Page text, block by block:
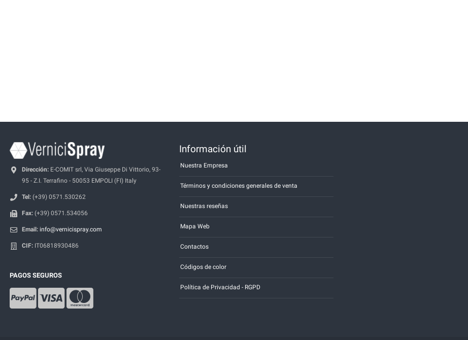
Dirección: E-COMIT srl, Via Giuseppe Di Vittorio, 93-
95 - Z.I. Terrafino - 50053 EMPOLI (FI) Italy
Tel: (+39) 0571.530262
Fax: (+39) 0571.534056
Email: info@vernicispray.com
CIF: IT06818930486
PAGOS SEGUROS
Información útil
Nuestra Empresa
Términos y condiciones generales de venta
Nuestras reseñas
Mapa Web
Contactos
Códigos de color
Política de Privacidad - RGPD